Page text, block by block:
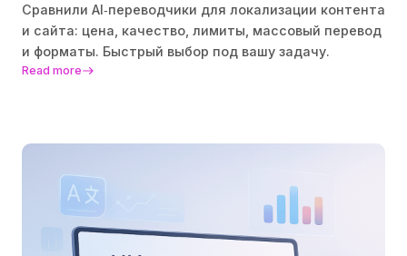
Сравнили AI‑переводчики для локализации контента
и сайта: цена, качество, лимиты, массовый перевод
и форматы. Быстрый выбор под вашу задачу.
Read more